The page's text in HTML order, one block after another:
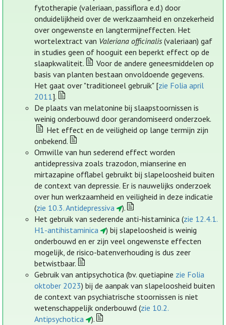
fytotherapie (valeriaan, passiflora e.d.) door
onduidelijkheid over de werkzaamheid en onzekerheid
over ongewenste en langtermijneffecten. Het
wortelextract van Valeriana officinalis (valeriaan) gaf
in studies geen of hooguit een beperkt effect op de
slaapkwaliteit.
Voor de andere geneesmiddelen op
basis van planten bestaan onvoldoende gegevens.
Het gaat over "traditioneel gebruik" [zie Folia april
2011].
De plaats van melatonine bij slaapstoornissen is
weinig onderbouwd door gerandomiseerd onderzoek.
Het effect en de veiligheid op lange termijn zijn
onbekend.
Omwille van hun sederend effect worden
antidepressiva zoals trazodon, mianserine en
mirtazapine offlabel gebruikt bij slapeloosheid buiten
de context van depressie. Er is nauwelijks onderzoek
over hun werkzaamheid en veiligheid in deze indicatie
(zie 10.3. Antidepressiva
).
Het gebruik van sederende anti-histaminica (zie 12.4.1.
H1-antihistaminica
) bij slapeloosheid is weinig
onderbouwd en er zijn veel ongewenste effecten
mogelijk, de risico-batenverhouding is dus zeer
betwistbaar.
Gebruik van antipsychotica (bv. quetiapine zie Folia
oktober 2023) bij de aanpak van slapeloosheid buiten
de context van psychiatrische stoornissen is niet
wetenschappelijk onderbouwd (zie 10.2.
Antipsychotica
).